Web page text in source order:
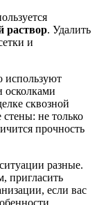
раствор. Удалить
и
используют
осколками
сквозной
не только
прочность
разные.
пригласить
если вас